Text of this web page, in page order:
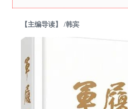
【主编导读】 /韩宾